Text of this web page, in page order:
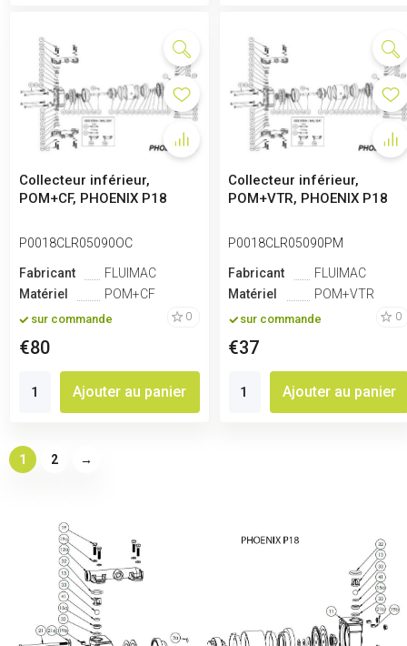
Collecteur inférieur,
POM+CF, PHOENIX P18
P0018CLR05090OC
Fabricant
FLUIMAC
Matériel
POM+CF
sur commande 0
€80
Ajouter au panier
Collecteur inférieur,
POM+VTR, PHOENIX P18
P0018CLR05090PM
Fabricant
FLUIMAC
Matériel
POM+VTR
sur commande 0
€37
Ajouter au panier
1 2 →